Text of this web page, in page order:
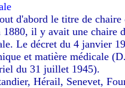
d'abord le titre de
il y avait une chaire
Le décret du 4 janvier
et matière médicale
du 31 juillet 1945).
Hérail, Senevet,